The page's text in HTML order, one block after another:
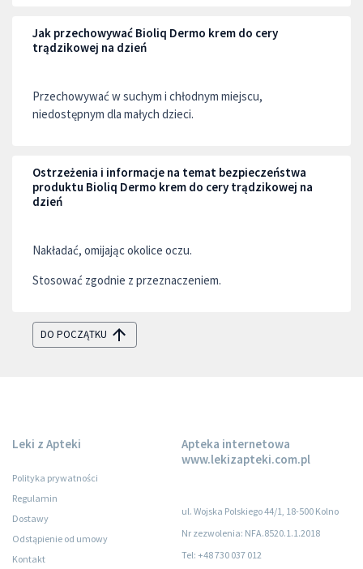
Jak przechowywać Bioliq Dermo krem do cery
trądzikowej na dzień
Przechowywać w suchym i chłodnym miejscu,
niedostępnym dla małych dzieci.
Ostrzeżenia i informacje na temat bezpieczeństwa
produktu Bioliq Dermo krem do cery trądzikowej na
dzień
Nakładać, omijając okolice oczu.
Stosować zgodnie z przeznaczeniem.
DO POCZĄTKU
Leki z Apteki
Polityka prywatności
Regulamin
Dostawy
Odstąpienie od umowy
Kontakt
Apteka internetowa
www.lekizapteki.com.pl
ul. Wojska Polskiego 44/1, 18-500 Kolno
Nr zezwolenia: NFA.8520.1.1.2018
Tel: +48 730 037 012